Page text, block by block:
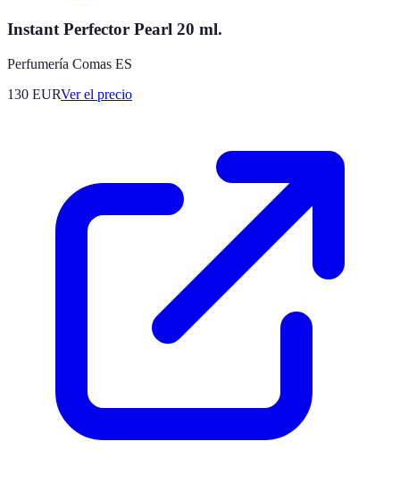
Instant Perfector Pearl 20 ml.
Perfumería Comas ES
130 EURVer el precio